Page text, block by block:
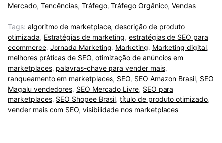
Mercado, Tendências, Tráfego, Tráfego Orgânico, Vendas
Tags: algoritmo de marketplace, descrição de produto
otimizada, Estratégias de marketing, estratégias de SEO para
ecommerce, Jornada Marketing, Marketing, Marketing digital,
melhores práticas de SEO, otimização de anúncios em
marketplaces, palavras-chave para vender mais,
ranqueamento em marketplaces, SEO, SEO Amazon Brasil, SEO
Magalu vendedores, SEO Mercado Livre, SEO para
marketplaces, SEO Shopee Brasil, título de produto otimizado,
vender mais com SEO, visibilidade nos marketplaces